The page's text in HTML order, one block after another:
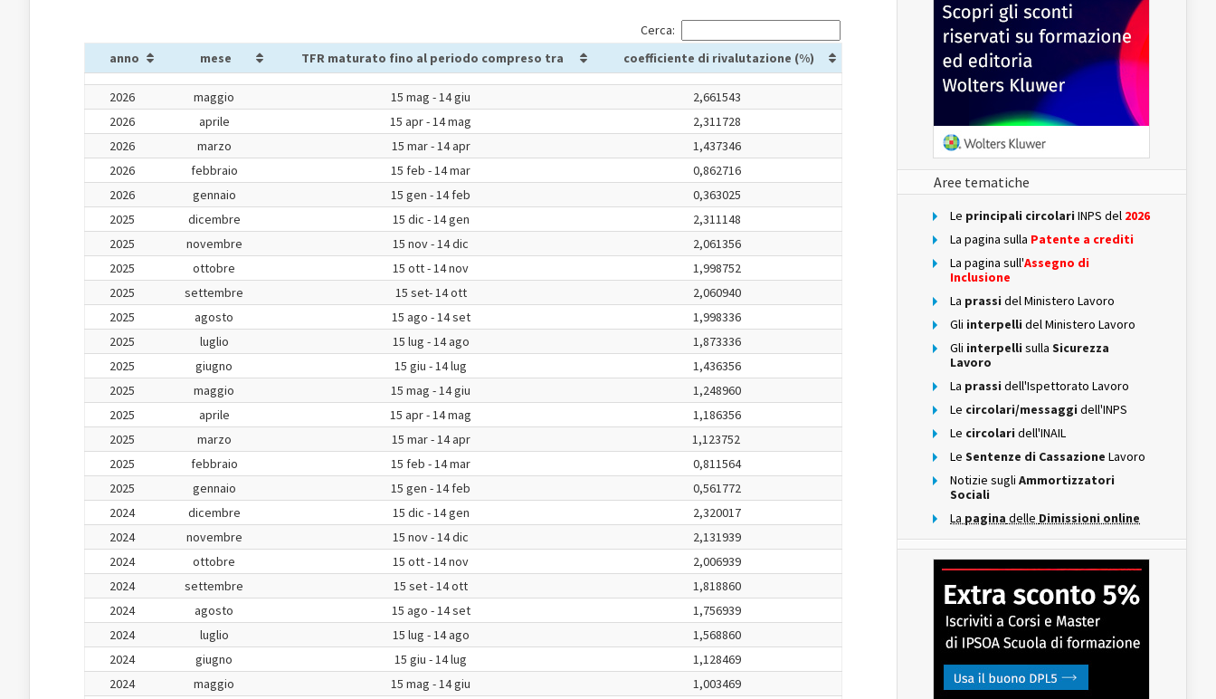
Cerca:
anno
mese TFR maturato fino al periodo compreso tra coefficiente di rivalutazione (%)
2026 maggio 15 mag - 14 giu
2,661543
2026
aprile 15 apr - 14 mag
2,311728
2026
marzo 15 mar - 14 apr
1,437346
2026
febbraio 15 feb - 14 mar
0,862716
2026
gennaio 15 gen - 14 feb
0,363025
2025
dicembre 15 dic - 14 gen
2,311148
2025
novembre 15 nov - 14 dic
2,061356
2025
ottobre 15 ott - 14 nov
1,998752
2025
settembre 15 set- 14 ott
2,060940
2025
agosto 15 ago - 14 set
1,998336
2025
luglio 15 lug - 14 ago
1,873336
2025
giugno 15 giu - 14 lug
1,436356
2025
maggio 15 mag - 14 giu
1,248960
2025
aprile 15 apr - 14 mag
1,186356
2025
marzo 15 mar - 14 apr
1,123752
2025
febbraio 15 feb - 14 mar
0,811564
2025
gennaio 15 gen - 14 feb
0,561772
2024
dicembre 15 dic - 14 gen
2,320017
2024
novembre 15 nov - 14 dic
2,131939
2024
ottobre 15 ott - 14 nov
2,006939
2024
settembre 15 set - 14 ott
1,818860
2024
agosto 15 ago - 14 set
1,756939
2024
luglio 15 lug - 14 ago
1,568860
2024
giugno 15 giu - 14 lug
1,128469
2024
maggio 15 mag - 14 giu
1,003469
Aree tematiche
Le principali circolari INPS del 2026
La pagina sulla Patente a crediti
La pagina sull'Assegno di
Inclusione
La prassi del Ministero Lavoro
Gli interpelli del Ministero Lavoro
Gli interpelli sulla Sicurezza
Lavoro
La prassi dell'Ispettorato Lavoro
Le circolari/messaggi dell'INPS
Le circolari dell'INAIL
Le Sentenze di Cassazione Lavoro
Notizie sugli Ammortizzatori
Sociali
La pagina delle Dimissioni online